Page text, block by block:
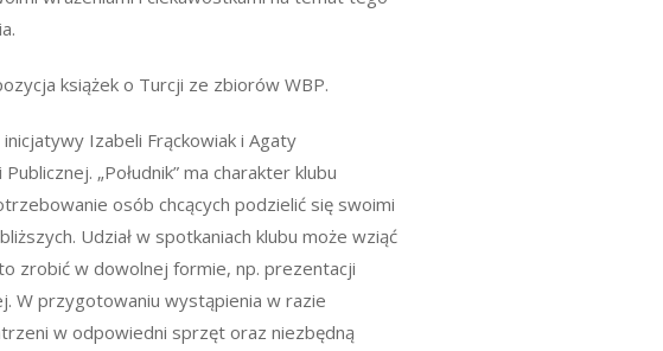
książek o Turcji ze zbiorów WBP.
inicjatywy Izabeli Frąckowiak i Agaty
„Południk” ma charakter klubu
osób chcących podzielić się swoimi
Udział w spotkaniach klubu może wziąć
zrobić w dowolnej formie, np. prezentacji
W przygotowaniu wystąpienia w razie
w odpowiedni sprzęt oraz niezbędną